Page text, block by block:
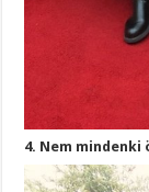
4. Nem